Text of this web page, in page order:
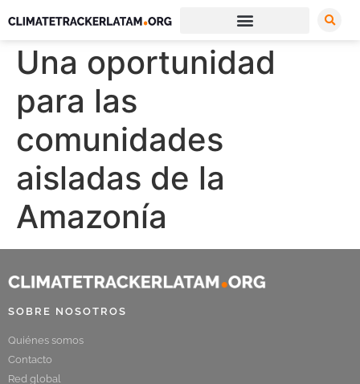
Una oportunidad
para las
comunidades
aisladas de la
Amazonía
SOBRE NOSOTROS
Quiénes somos
Contacto
Red global